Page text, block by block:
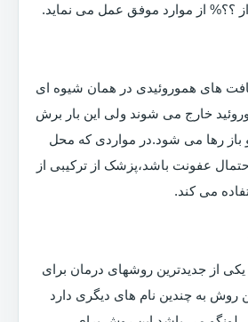
؟؟% از موارد موفق عمل می نماید.
های هموروئیدی در همان شیوه ای
خارج می شوند ولی این بار برش
رها می شود.در مواردی که محل
عفونت باشد،پزشک از ترکیبی از
می کند.
یکی از جدیدترین روشهای درمان برای
روش به چندین نام های دیگری دارد